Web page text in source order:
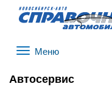
Автосервис